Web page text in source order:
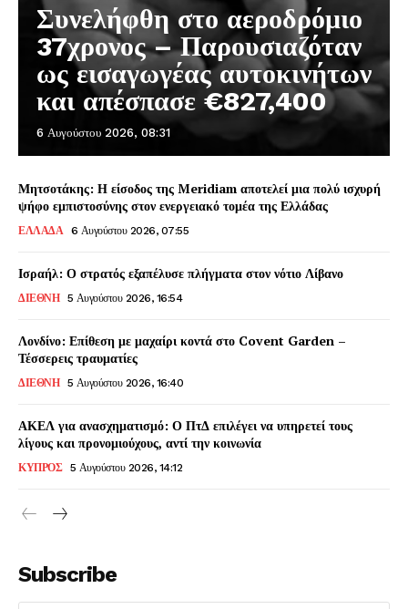
Συνελήφθη στο αεροδρόμιο
37χρονος – Παρουσιαζόταν
ως εισαγωγέας αυτοκινήτων
και απέσπασε €827,400
6 Αυγούστου 2026, 08:31
Μητσοτάκης: Η είσοδος της Meridiam αποτελεί μια πολύ ισχυρή
ψήφο εμπιστοσύνης στον ενεργειακό τομέα της Ελλάδας
ΕΛΛΑΔΑ 6 Αυγούστου 2026, 07:55
Ισραήλ: Ο στρατός εξαπέλυσε πλήγματα στον νότιο Λίβανο
ΔΙΕΘΝΗ 5 Αυγούστου 2026, 16:54
Λονδίνο: Επίθεση με μαχαίρι κοντά στο Covent Garden –
Τέσσερεις τραυματίες
ΔΙΕΘΝΗ 5 Αυγούστου 2026, 16:40
ΑΚΕΛ για ανασχηματισμό: Ο ΠτΔ επιλέγει να υπηρετεί τους
λίγους και προνομιούχους, αντί την κοινωνία
ΚΥΠΡΟΣ 5 Αυγούστου 2026, 14:12
Subscribe